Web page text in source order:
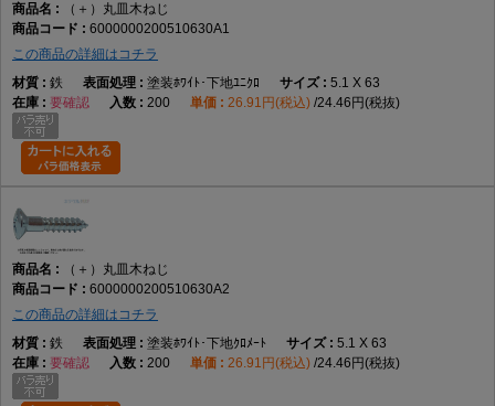
（＋）丸皿木ねじ
6000000200510630A1
この商品の詳細はコチラ
鉄
塗装ﾎﾜｲﾄ･下地ﾕﾆｸﾛ
5.1 X 63
要確認
200 26.91円(税込) 24.46円(税抜)
（＋）丸皿木ねじ
6000000200510630A2
この商品の詳細はコチラ
鉄
塗装ﾎﾜｲﾄ･下地ｸﾛﾒｰﾄ
5.1 X 63
要確認
200 26.91円(税込) 24.46円(税抜)